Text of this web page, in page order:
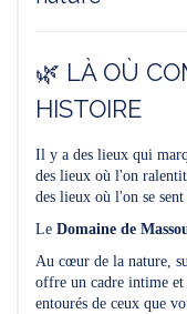
🌿 LÀ OÙ
HISTOIRE
Il y a des lieux qui
des lieux où l'on
des lieux où l'on se
Le Domaine de
Au cœur de la nature,
offre un cadre intime et
entourés de ceux que